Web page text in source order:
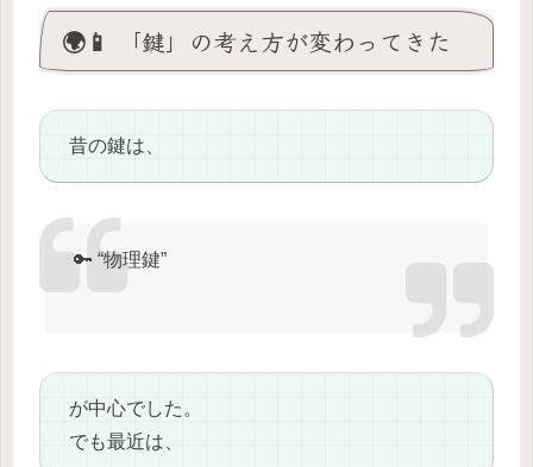
🌍📱 「鍵」の考え方が変わってきた
昔の鍵は、
🔑 “物理鍵”
が中心でした。
でも最近は、